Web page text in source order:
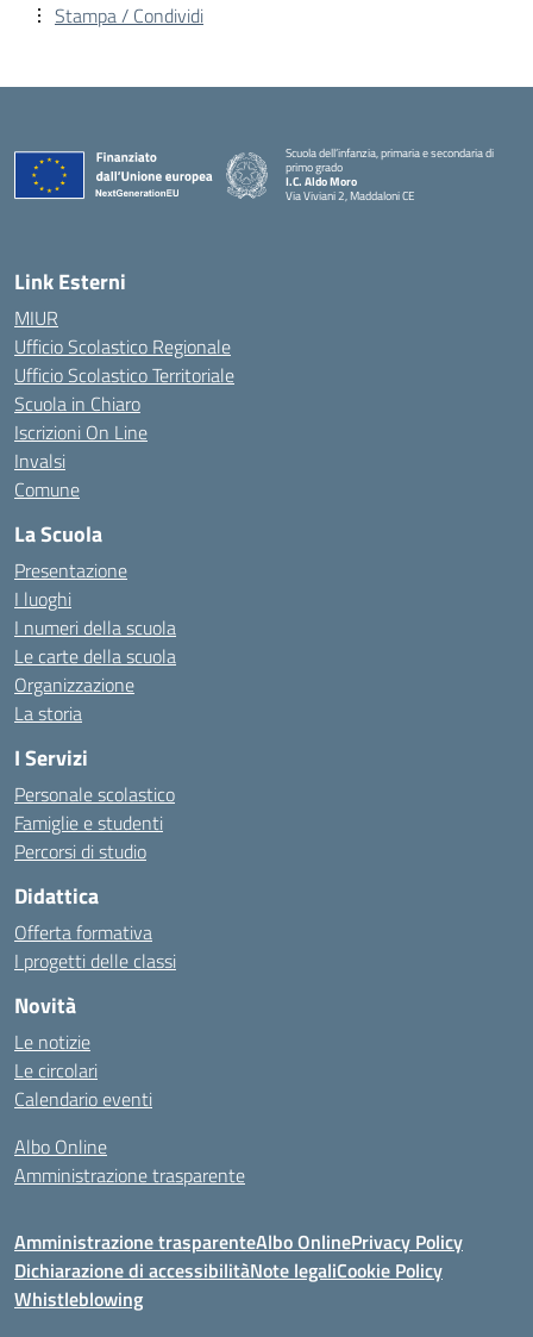
Stampa / Condividi
Scuola dell’infanzia, primaria e secondaria di
primo grado
I.C. Aldo Moro
Via Viviani 2, Maddaloni CE
Link Esterni
MIUR
Ufficio Scolastico Regionale
Ufficio Scolastico Territoriale
Scuola in Chiaro
Iscrizioni On Line
Invalsi
Comune
La Scuola
Presentazione
I luoghi
I numeri della scuola
Le carte della scuola
Organizzazione
La storia
I Servizi
Personale scolastico
Famiglie e studenti
Percorsi di studio
Didattica
Offerta formativa
I progetti delle classi
Novità
Le notizie
Le circolari
Calendario eventi
Albo Online
Amministrazione trasparente
Amministrazione trasparenteAlbo OnlinePrivacy Policy
Dichiarazione di accessibilitàNote legaliCookie Policy
Whistleblowing